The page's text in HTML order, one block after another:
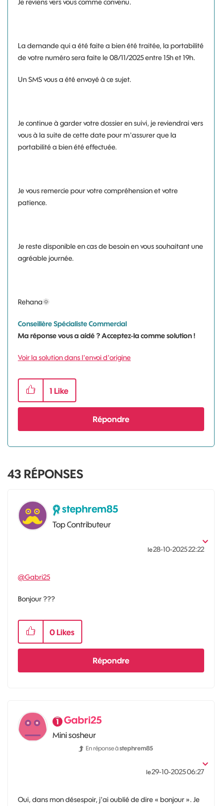
Je reviens vers vous comme convenu.
La demande qui a été faite a bien été traitée, la portabilité
de votre numéro sera faite le 08/11/2025 entre 15h et 19h.
Un SMS vous a été envoyé à ce sujet.
Je continue à garder votre dossier en suivi, je reviendrai vers
vous à la suite de cette date pour m'assurer que la
portabilité a bien été effectuée.
Je vous remercie pour votre compréhension et votre
patience.
Je reste disponible en cas de besoin en vous souhaitant une
agréable journée.
Rehana🌞
Conseillère Spécialiste Commercial
Ma réponse vous a aidé ? Acceptez-la comme solution !
Voir la solution dans l'envoi d'origine
1 Like
Répondre
43 RÉPONSES
stephrem85
Top Contributeur
le‎28-10-202522:22
@Gabri25
Bonjour ???
0 Likes
Répondre
Gabri25
Mini sosheur
En réponse àstephrem85
le‎29-10-202506:27
Oui, dans mon désespoir, j'ai oublié de dire « bonjour ». Je